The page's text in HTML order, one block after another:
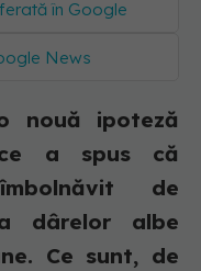
în Google
News
nouă ipoteză
ce a spus că
de
dârelor albe
Ce sunt, de